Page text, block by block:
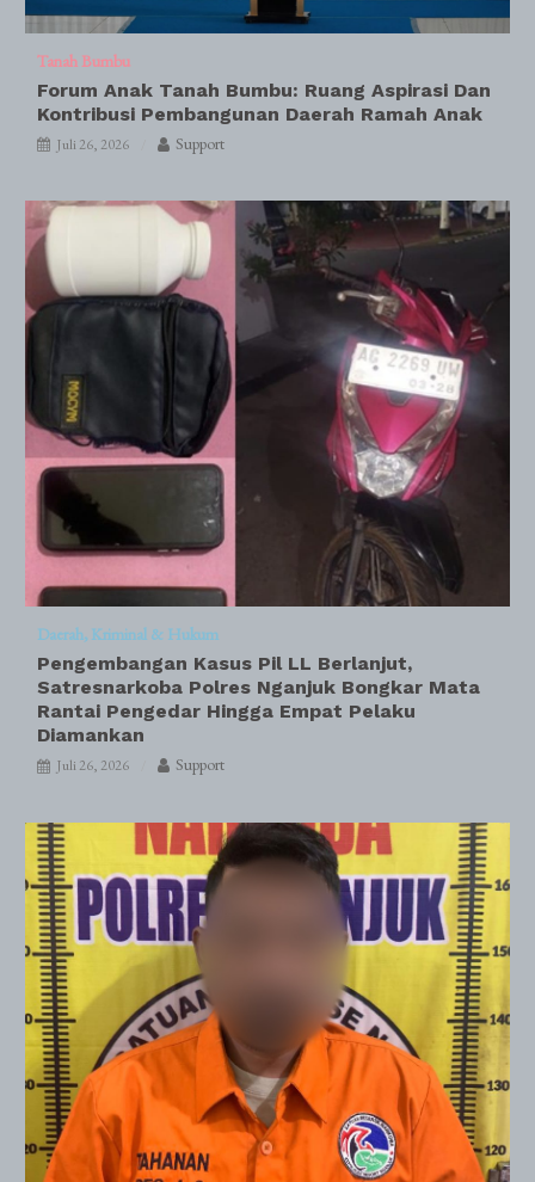
Tanah Bumbu
Forum Anak Tanah Bumbu: Ruang Aspirasi Dan
Kontribusi Pembangunan Daerah Ramah Anak
Juli 26, 2026 Support
Daerah Kriminal & Hukum
Pengembangan Kasus Pil LL Berlanjut,
Satresnarkoba Polres Nganjuk Bongkar Mata
Rantai Pengedar Hingga Empat Pelaku
Diamankan
Juli 26, 2026 Support